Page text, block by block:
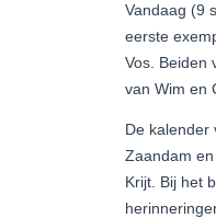
Vandaag (9
eerste
Vos. Beiden
van Wim en
De kalender
Zaandam
Krijt. Bij het